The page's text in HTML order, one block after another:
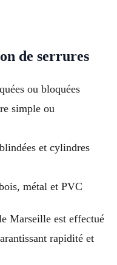
de serrures
ou bloquées
simple ou
et cylindres
métal et PVC
Marseille est effectué
rapidité et